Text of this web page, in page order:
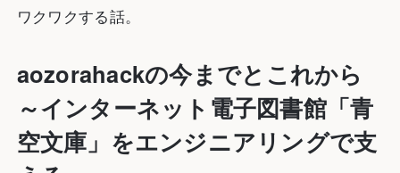
ワクワクする話。
aozorahackの今までとこれから
～インターネット電子図書館「青
空文庫」をエンジニアリングで支